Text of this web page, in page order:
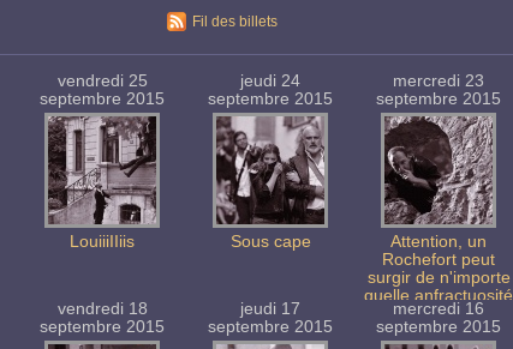
Fil des billets
vendredi 25
septembre 2015
LouiiiIIiis
jeudi 24
septembre 2015
Sous cape
mercredi 23
septembre 2015
Attention, un
Rochefort peut
surgir de n'importe
quelle anfractuosité
!
vendredi 18
septembre 2015
jeudi 17
septembre 2015
mercredi 16
septembre 2015